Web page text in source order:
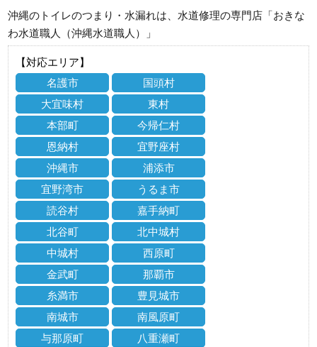
沖縄のトイレのつまり・水漏れは、水道修理の専門店「おきな
わ水道職人（沖縄水道職人）」
【対応エリア】
名護市
国頭村
大宜味村
東村
本部町
今帰仁村
恩納村
宜野座村
沖縄市
浦添市
宜野湾市
うるま市
読谷村
嘉手納町
北谷町
北中城村
中城村
西原町
金武町
那覇市
糸満市
豊見城市
南城市
南風原町
与那原町
八重瀬町